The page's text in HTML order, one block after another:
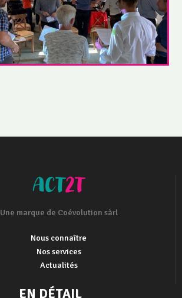
Une marque de Coévolution sàrl
Nous connaître
Nos services
Actualités
EN DÉTAIL